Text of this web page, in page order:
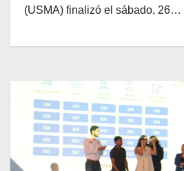
(USMA) finalizó el sábado, 26…